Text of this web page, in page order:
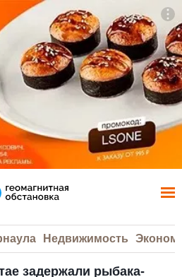
Недвижимость
задержали рыбака-